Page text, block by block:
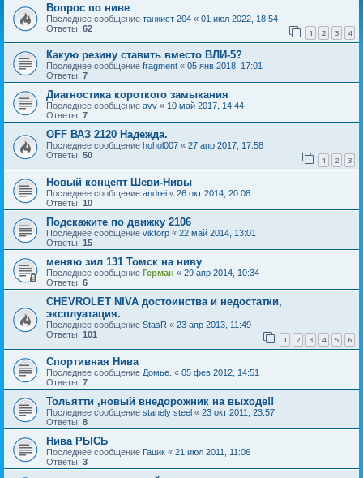
Вопрос по ниве
Последнее сообщение танкист 204 « 01 июл 2022, 18:54
Ответы: 62 1 2 3 4
Какую резину ставить вместо ВЛИ-5?
Последнее сообщение fragment « 05 янв 2018, 17:01
Ответы: 7
Диагностика короткого замыкания
Последнее сообщение avv « 10 май 2017, 14:44
Ответы: 7
OFF ВАЗ 2120 Надежда.
Последнее сообщение hohol007 « 27 апр 2017, 17:58
Ответы: 50 1 2 3
Новый концепт Шеви-Нивы
Последнее сообщение andrei « 26 окт 2014, 20:08
Ответы: 10
Подскажите по движку 2106
Последнее сообщение viktorp « 22 май 2014, 13:01
Ответы: 15
меняю зил 131 Томск на ниву
Последнее сообщение Герман « 29 апр 2014, 10:34
Ответы: 6
CHEVROLET NIVA достоинства и недостатки,
эксплуатация.
Последнее сообщение StasR « 23 апр 2013, 11:49
Ответы: 101 1 2 3 4 5 6
Спортивная Нива
Последнее сообщение Домье. « 05 фев 2012, 14:51
Ответы: 7
Тольятти ,новый внедорожник на выходе!!
Последнее сообщение stanely steel « 23 окт 2011, 23:57
Ответы: 8
Нива РЫСЬ
Последнее сообщение Гацик « 21 июл 2011, 11:06
Ответы: 3